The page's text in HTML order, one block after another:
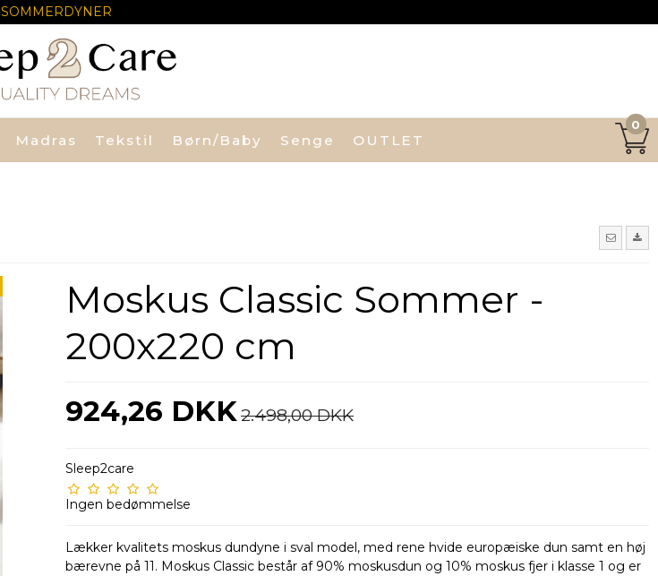
SOMMERDYNER
Madras Tekstil Børn/Baby Senge OUTLET
0
Moskus Classic Sommer -
200x220 cm
924,26 DKK2.498,00 DKK
Sleep2care
Ingen bedømmelse
Lækker kvalitets moskus dundyne i sval model, med rene hvide europæiske dun samt en høj
bærevne på 11. Moskus Classic består af 90% moskusdun og 10% moskus fjer i klasse 1 og er